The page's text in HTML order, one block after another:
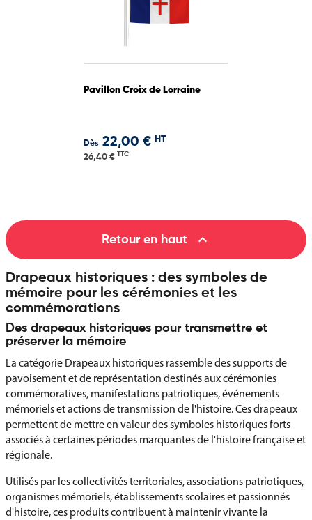
Pavillon Croix de Lorraine
Dès 22,00 € HT
26,40 € TTC
Retour en haut 
Drapeaux historiques : des symboles de
mémoire pour les cérémonies et les
commémorations
Des drapeaux historiques pour transmettre et
préserver la mémoire
La catégorie Drapeaux historiques rassemble des supports de
pavoisement et de représentation destinés aux cérémonies
commémoratives, manifestations patriotiques, événements
mémoriels et actions de transmission de l'histoire. Ces drapeaux
permettent de mettre en valeur des symboles historiques forts
associés à certaines périodes marquantes de l'histoire française et
régionale.
Utilisés par les collectivités territoriales, associations patriotiques,
organismes mémoriels, établissements scolaires et passionnés
d'histoire, ces produits contribuent à maintenir vivante la